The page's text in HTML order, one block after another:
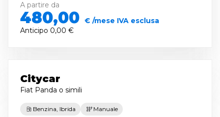
A partire da
480,00 € /mese IVA esclusa
Anticipo 0,00 €
Citycar
Fiat Panda o simili
Benzina, Ibrida Manuale